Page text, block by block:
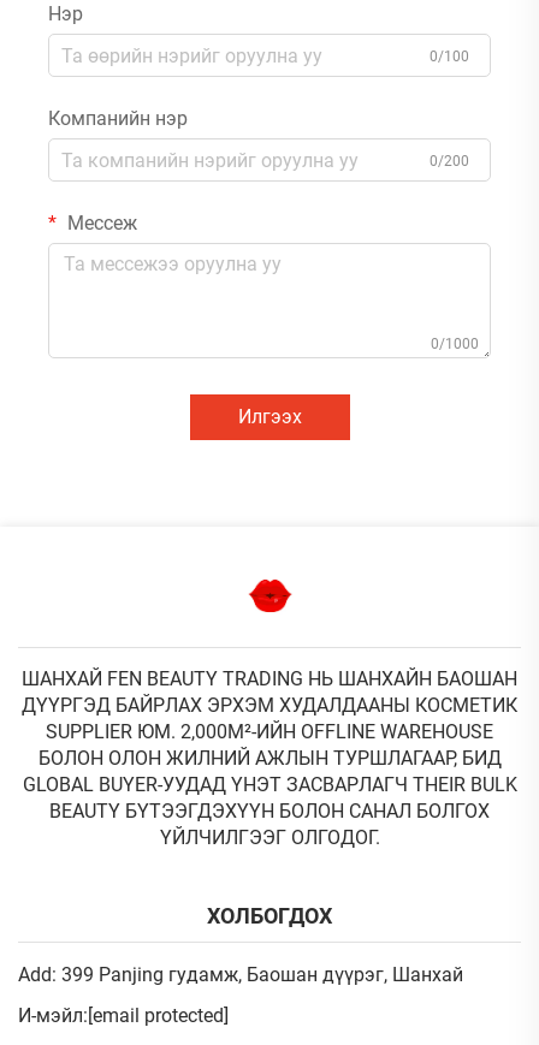
Нэр
0/100
Компанийн нэр
0/200
Мессеж
0/1000
Илгээх
ШАНХАЙ FEN BEAUTY TRADING НЬ ШАНХАЙН БАОШАН
ДҮҮРГЭД БАЙРЛАХ ЭРХЭМ ХУДАЛДААНЫ КОСМЕТИК
SUPPLIER ЮМ. 2,000М²-ИЙН OFFLINE WAREHOUSE
БОЛОН ОЛОН ЖИЛНИЙ АЖЛЫН ТУРШЛАГААР, БИД
GLOBAL BUYER-УУДАД ҮНЭТ ЗАСВАРЛАГЧ THEIR BULK
BEAUTY БҮТЭЭГДЭХҮҮН БОЛОН САНАЛ БОЛГОХ
ҮЙЛЧИЛГЭЭГ ОЛГОДОГ.
ХОЛБОГДОХ
Add: 399 Panjing гудамж, Баошан дүүрэг, Шанхай
И-мэйл: [email protected]